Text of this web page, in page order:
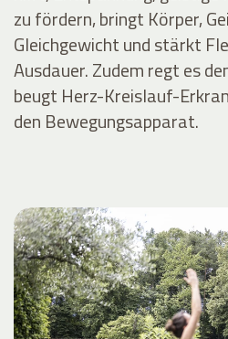
zu fördern, bringt Körper,
Gleichgewicht und stärkt
Ausdauer. Zudem regt es
beugt Herz-Kreislauf-
den Bewegungsapparat.